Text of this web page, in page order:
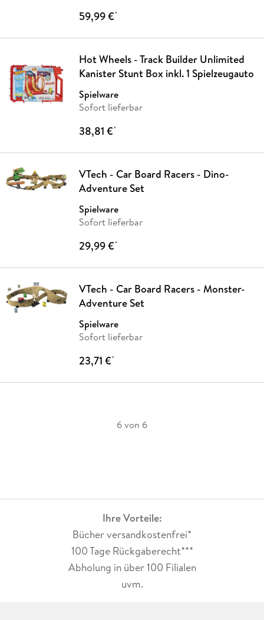
59,99 €*
Hot Wheels - Track Builder Unlimited
Kanister Stunt Box inkl. 1 Spielzeugauto
Spielware
Sofort lieferbar
38,81 €*
VTech - Car Board Racers - Dino-
Adventure Set
Spielware
Sofort lieferbar
29,99 €*
VTech - Car Board Racers - Monster-
Adventure Set
Spielware
Sofort lieferbar
23,71 €*
6 von 6
Ihre Vorteile:
Bücher versandkostenfrei*
100 Tage Rückgaberecht***
Abholung in über 100 Filialen
uvm.